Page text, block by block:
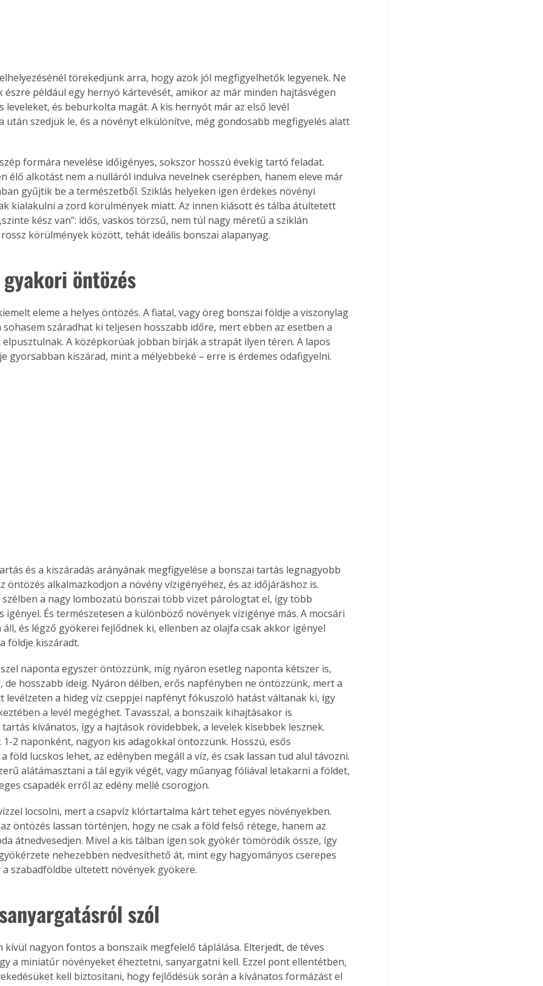
vagy
Bárhol,
élve
az
A
Gyógyító növények: a
természet kincsei az
törekedjünk arra, hogy azok jól megfigyelhetők legyenek. Ne
észre például egy hernyó kártevését, amikor az már minden hajtásvégen
leveleket, és beburkolta magát. A kis hernyót már az első levél
után szedjük le, és a növényt elkülönítve, még gondosabb megfigyelés alatt
formára nevelése időigényes, sokszor hosszú évekig tartó feladat.
élő alkotást nem a nulláról indulva nevelnek cserépben, hanem eleve már
gyűjtik be a természetből. Sziklás helyeken igen érdekes növényi
kialakulni a zord körülmények miatt. Az innen kiásott és tálba átültetett
kész van”: idős, vaskos törzsű, nem túl nagy méretű a sziklán
körülmények között, tehát ideális bonszai alapanyag.
öntözés
eleme a helyes öntözés. A fiatal, vagy öreg bonszai földje a viszonylag
sohasem száradhat ki teljesen hosszabb időre, mert ebben az esetben a
A középkorúak jobban bírják a strapát ilyen téren. A lapos
gyorsabban kiszárad, mint a mélyebbeké – erre is érdemes odafigyelni.
és a kiszáradás arányának megfigyelése a bonszai tartás legnagyobb
öntözés alkalmazkodjon a növény vízigényéhez, és az időjáráshoz is.
szélben a nagy lombozatú bonszai több vizet párologtat el, így több
igényel. És természetesen a különböző növények vízigénye más. A mocsári
áll, és légző gyökerei fejlődnek ki, ellenben az olajfa csak akkor igényel
földje kiszáradt.
naponta egyszer öntözzünk, míg nyáron esetleg naponta kétszer is,
de hosszabb ideig. Nyáron délben, erős napfényben ne öntözzünk, mert a
levélzeten a hideg víz cseppjei napfényt fókuszoló hatást váltanak ki, így
a levél megéghet. Tavasszal, a bonszaik kihajtásakor is
kívánatos, így a hajtások rövidebbek, a levelek kisebbek lesznek.
1-2 naponként, nagyon kis adagokkal öntözzünk. Hosszú, esős
föld lucskos lehet, az edényben megáll a víz, és csak lassan tud alul távozni.
alátámasztani a tál egyik végét, vagy műanyag fóliával letakarni a földet,
csapadék erről az edény mellé csorogjon.
locsolni, mert a csapvíz klórtartalma kárt tehet egyes növényekben.
öntözés lassan történjen, hogy ne csak a föld felső rétege, hanem az
átnedvesedjen. Mivel a kis tálban igen sok gyökér tömörödik össze, így
nehezebben nedvesíthető át, mint egy hagyományos cserepes
a szabadföldbe ültetett növények gyökere.
szól
kívül nagyon fontos a bonszaik megfelelő táplálása. Elterjedt, de téves
a miniatűr növényeket éheztetni, sanyargatni kell. Ezzel pont ellentétben,
kell biztosítani, hogy fejlődésük során a kívánatos formázást el